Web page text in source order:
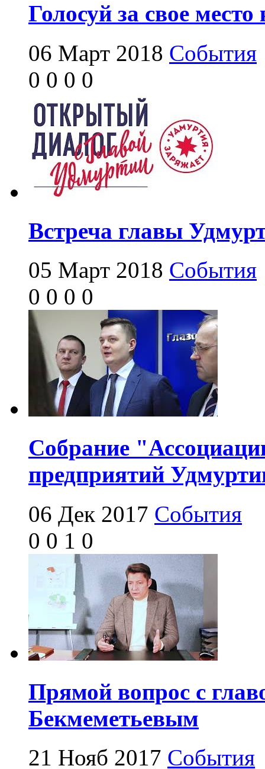
Голосуй за свое
06 Март 2018 События
0 0 0 0
Встреча главы
05 Март 2018 События
0 0 0 0
Собрание
предприятий
06 Дек 2017 События
0 0 1 0
Прямой вопрос с
Бекмеметьевым
21 Нояб 2017 События